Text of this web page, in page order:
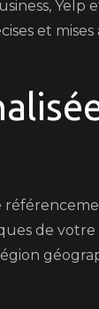
Yelp
et
de